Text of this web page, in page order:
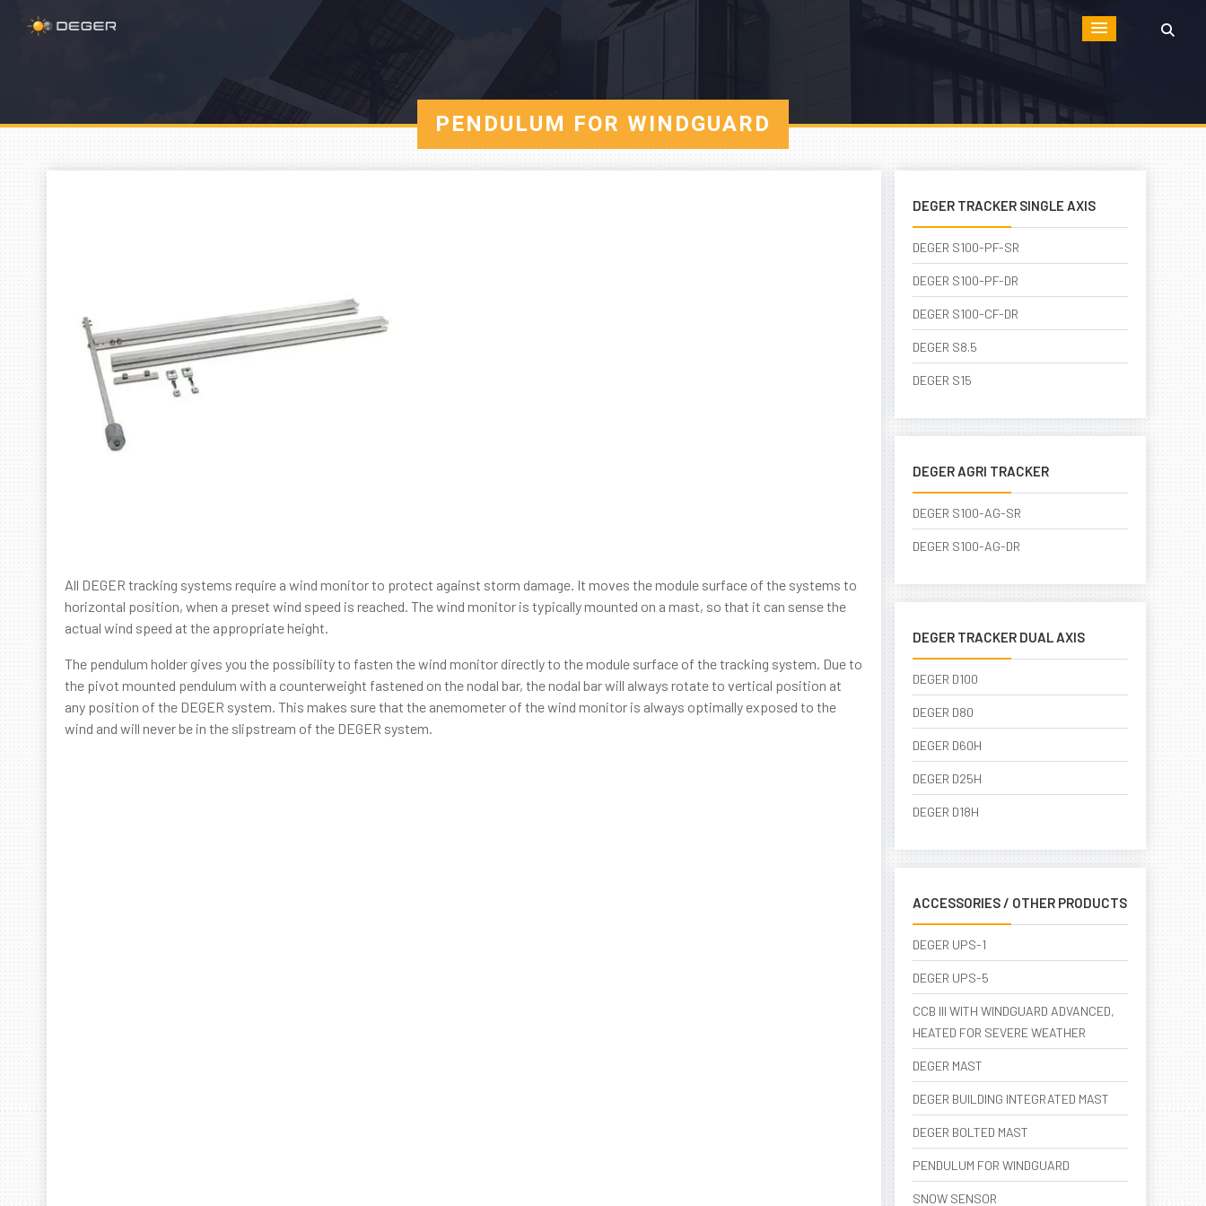
PENDULUM FOR WINDGUARD
All DEGER tracking systems require a wind monitor to protect against storm damage. It moves the module surface of the systems to
horizontal position, when a preset wind speed is reached. The wind monitor is typically mounted on a mast, so that it can sense the
actual wind speed at the appropriate height.
The pendulum holder gives you the possibility to fasten the wind monitor directly to the module surface of the tracking system. Due to
the pivot mounted pendulum with a counterweight fastened on the nodal bar, the nodal bar will always rotate to vertical position at
any position of the DEGER system. This makes sure that the anemometer of the wind monitor is always optimally exposed to the
wind and will never be in the slipstream of the DEGER system.
DEGER TRACKER SINGLE AXIS
DEGER S100-PF-SR
DEGER S100-PF-DR
DEGER S100-CF-DR
DEGER S8.5
DEGER S15
DEGER AGRI TRACKER
DEGER S100-AG-SR
DEGER S100-AG-DR
DEGER TRACKER DUAL AXIS
DEGER D100
DEGER D80
DEGER D60H
DEGER D25H
DEGER D18H
ACCESSORIES / OTHER PRODUCTS
DEGER UPS-1
DEGER UPS-5
CCB III WITH WINDGUARD ADVANCED,
HEATED FOR SEVERE WEATHER
DEGER MAST
DEGER BUILDING INTEGRATED MAST
DEGER BOLTED MAST
PENDULUM FOR WINDGUARD
SNOW SENSOR